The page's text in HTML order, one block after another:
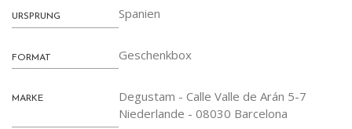
URSPRUNG Spanien
FORMAT Geschenkbox
MARKE
Degustam - Calle Valle de Arán 5-7
Niederlande - 08030 Barcelona